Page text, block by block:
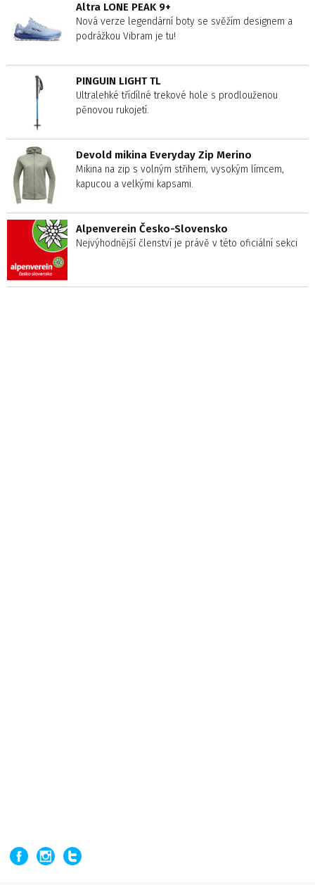
Altra LONE PEAK 9+
Nová verze legendární boty se svěžím designem a
podrážkou Vibram je tu!
PINGUIN LIGHT TL
Ultralehké třídílné trekové hole s prodlouženou
pěnovou rukojetí.
Devold mikina Everyday Zip Merino
Mikina na zip s volným střihem, vysokým límcem,
kapucou a velkými kapsami.
Alpenverein Česko-Slovensko
Nejvýhodnější členství je právě v této oficiální sekci